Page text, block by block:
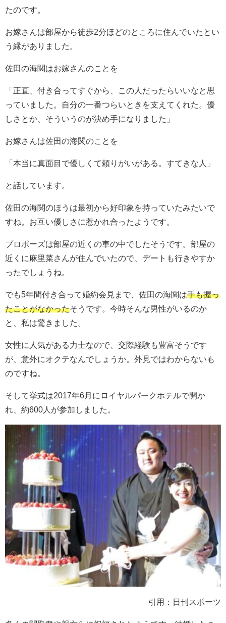
たのです。
お嫁さんは部屋から徒歩2分ほどのところに住んでいたとい
う縁がありました。
佐田の海関はお嫁さんのことを
「正直、付き合ってすぐから、この人だったらいいなと思
っていました。自分の一番つらいときを支えてくれた。優
しさとか、そういうのが決め手になりました」
お嫁さんは佐田の海関のことを
「本当に真面目で優しくて頼りがいがある。すてきな人」
と話しています。
佐田の海関のほうは最初から好印象を持っていたみたいで
すね。お互い優しさに惹かれ合ったようです。
プロポーズは部屋の近くの車の中でしたそうです。部屋の
近くに麻里菜さんが住んでいたので、デートも行きやすか
ったでしょうね。
でも5年間付き合って婚約会見まで、佐田の海関は手も握っ
たことがなかったそうです。今時そんな男性がいるのか
と、私は驚きました。
女性に人気がある力士なので、交際経験も豊富そうです
が、意外にオクテなんでしょうか。外見ではわからないも
のですね。
そして挙式は2017年6月にロイヤルパークホテルで開か
れ、約600人が参加しました。
引用：日刊スポーツ